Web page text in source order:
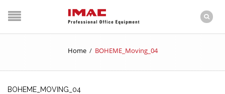
Home / BOHEME_Moving_04
BOHEME_MOVING_04